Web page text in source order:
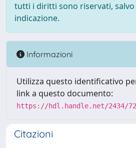
tutti i diritti sono riservati, salvo
indicazione.
Informazioni
Utilizza questo identificativo
link a questo documento:
https://hdl.handle.net/2434/
Citazioni